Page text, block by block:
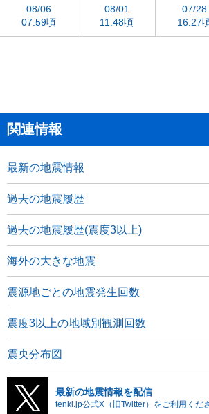
08/06
07:59頃
08/01
11:48頃
07/28
16:27
関連情報
最新の地震情報
過去の地震履歴
過去の地震履歴(震度3以上)
海外の大きな地震
震源地ごとの地震発生回数
震度3以上の地域別観測回数
震央分布図
最新の地震情報を配信
tenki.jp公式X（旧Twitter）をご利用くだ